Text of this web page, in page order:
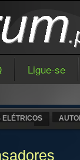
Ligue-se
ELÉTRICOS